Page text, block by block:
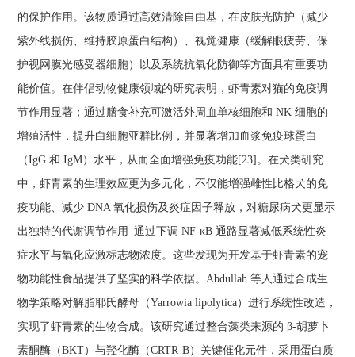
的保护作用。该物质通过高效清除自由基，在皮肤光防护（减少
紫外线损伤、维持胶原蛋白结构）、视觉健康（缓解眼疲劳、保
护视网膜光感受器细胞）以及系统抗氧化防御等方面具有重要功
能价值。在伴侣动物健康领域的研究表明，虾青素对猫的免疫调
节作用显著；通过膳食补充可激活外周血单核细胞和 NK 细胞的
增殖活性，提升白细胞亚群比例，并显著增加血浆免疫球蛋白
（IgG 和 IgM）水平，从而全面增强免疫功能[23]。在犬类研究
中，虾青素的生理效应更为多元化，不仅能增强雌性比格犬的免
疫功能、减少 DNA 氧化损伤及炎症因子释放，对糖尿病犬更显示
出独特的代谢调节作用–通过下调 NF-κB 通路显著减低系统性炎
症水平与氧化应激标志物浓度。这些发现为开发基于虾青素的宠
物功能性食品提供了坚实的科学依据。Abdullah 等人通过合成生
物学策略对解脂耶氏酵母（Yarrowia lipolytica）进行系统性改造，
实现了虾青素的生物合成。该研究通过整合藻类来源的 β-胡萝卜
素酮酶（BKT）与羟化酶（CRTR-B）关键催化元件，采用蛋白质